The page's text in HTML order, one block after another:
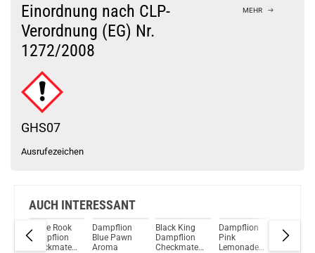
Check das mal!
Cherry Fizzle - Originals - Aroma by Riot Squad
Du willst Kröten sparen?
Schau mal hier!
Einordnung nach CLP-
Verordnung (EG) Nr.
1272/2008
MEHR
GHS07
Ausrufezeichen
AUCH INTERESSANT
White Rook
Dampflion
Checkmate
Dampflion
Blue Pawn
Aroma
Black King
Dampflion
Checkmate
Dampflion
Pink
Lemonade
Pink